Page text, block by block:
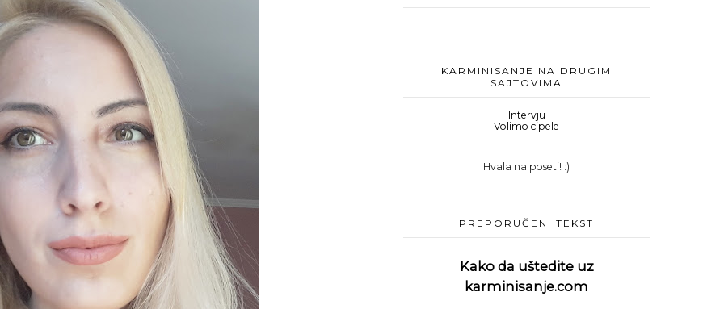
KARMINISANJE NA DRUGIM
SAJTOVIMA
Intervju
Volimo cipele
Hvala na poseti! :)
PREPORUČENI TEKST
Kako da uštedite uz
karminisanje.com